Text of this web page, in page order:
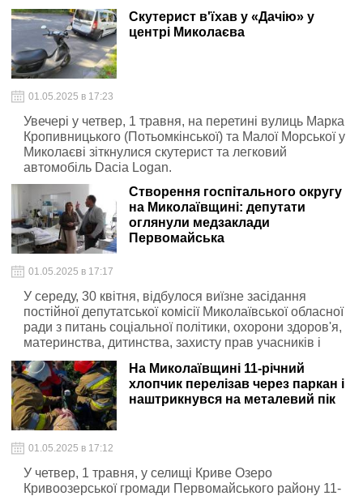
Скутерист в'їхав у «Дачію» у
центрі Миколаєва
01.05.2025 в 17:23
Увечері у четвер, 1 травня, на перетині вулиць Марка
Кропивницького (Потьомкінської) та Малої Морської у
Миколаєві зіткнулися скутерист та легковий
автомобіль Dacia Logan.
Створення госпітального округу
на Миколаївщині: депутати
оглянули медзаклади
Первомайська
01.05.2025 в 17:17
У середу, 30 квітня, відбулося виїзне засідання
постійної депутатської комісії Миколаївської обласної
ради з питань соціальної політики, охорони здоров'я,
материнства, дитинства, захисту прав учасників і
ветеранів АТО/ООС та їхніх сімей, гендерної рівності
На Миколаївщині 11-річний
хлопчик перелізав через паркан і
наштрикнувся на металевий пік
01.05.2025 в 17:12
У четвер, 1 травня, у селищі Криве Озеро
Кривоозерської громади Первомайського району 11-